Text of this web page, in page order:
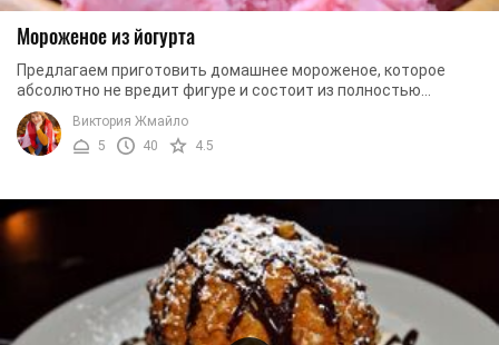
Мороженое из йогурта
Предлагаем приготовить домашнее мороженое, которое
абсолютно не вредит фигуре и состоит из полностью
натуральных компонентов. Для приготовления вам ...
Виктория Жмайло
5
40 4.5